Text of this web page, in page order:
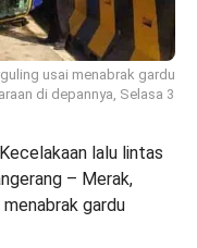
usai menabrak gardu
di depannya, Selasa 3
Kecelakaan lalu lintas
– Merak,
gardu